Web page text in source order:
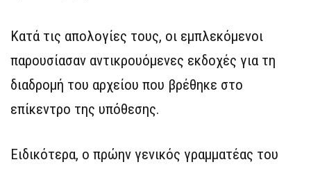
Κατά τις απολογίες τους, οι εμπλεκόμενοι
παρουσίασαν αντικρουόμενες εκδοχές για τη
διαδρομή του αρχείου που βρέθηκε στο
επίκεντρο της υπόθεσης.
Ειδικότερα, ο πρώην γενικός γραμματέας του